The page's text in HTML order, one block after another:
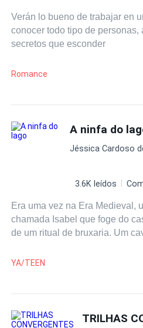
Verán lo bueno de trabajar en
conocer todo tipo de personas,
secretos que esconder
Romance
A ninfa do
Jéssica Cardoso
3.6K leídos
Era uma vez na Era Medieval,
chamada Isabel que foge do
de um ritual de bruxaria. Um
aventuras cavaleirescas,
e
Inspirada em "Hamlet", pinturas
YA/TEEN
TRILHAS